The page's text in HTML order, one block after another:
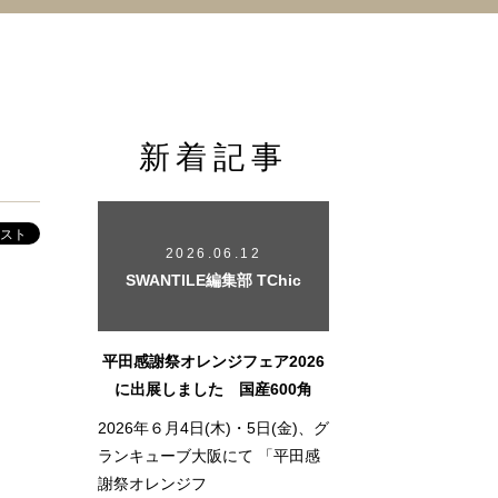
新着記事
2026.06.12
SWANTILE編集部 TChic
平田感謝祭オレンジフェア2026
に出展しました 国産600角
2026年６月4日(木)・5日(金)、グ
ランキューブ大阪にて 「平田感
謝祭オレンジフ